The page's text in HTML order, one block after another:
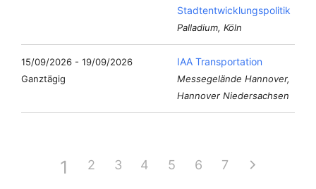
Stadtentwicklungspolitik
Palladium, Köln
15/09/2026 - 19/09/2026
Ganztägig
IAA Transportation
Messegelände Hannover,
Hannover Niedersachsen
1 2 3 4 5 6 7